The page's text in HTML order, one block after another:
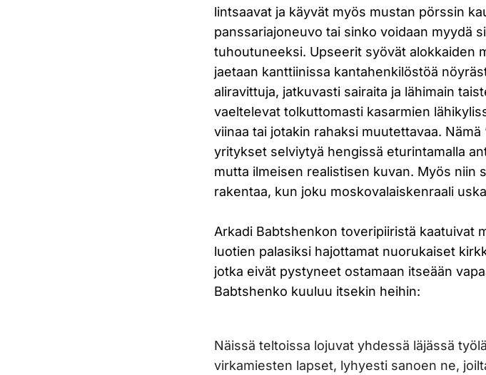
lintsaavat ja käyvät myös mustan pörssin
panssariajoneuvo tai sinko voidaan myydä
tuhoutuneeksi. Upseerit syövät alokkaiden
jaetaan kanttiinissa kantahenkilöstöä
aliravittuja, jatkuvasti sairaita ja lähimain
vaeltelevat tolkuttomasti kasarmien
viinaa tai jotakin rahaksi muutettavaa.
yritykset selviytyä hengissä eturintamalla
mutta ilmeisen realistisen kuvan. Myös niin
rakentaa, kun joku moskovalaiskenraali
Arkadi Babtshenkon toveripiiristä kaatuivat
luotien palasiksi hajottamat nuorukaiset
jotka eivät pystyneet ostamaan itseään
Babtshenko kuuluu itsekin heihin:
Näissä teltoissa lojuvat yhdessä läjässä
virkamiesten lapset, lyhyesti sanoen ne,